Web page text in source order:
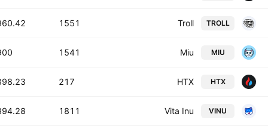
TROLL
Troll
1551
T
MIU
Miu
1541
T
HTX
HTX
217
T
VINU
Vita Inu
1811
T